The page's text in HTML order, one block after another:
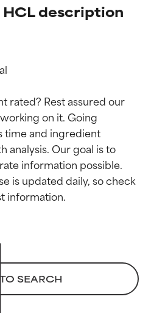
description
rated? Rest assured our
on it. Going
time and ingredient
analysis. Our goal is to
information possible.
is updated daily, so check
SEARCH
van
door
onderzoek.
ingrediënt
huidtypen of
van
door
onderzoek.
ingrediënt
huidtypen of